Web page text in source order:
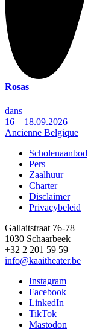
Rosas
dans
16—18.09.2026
Ancienne Belgique
Footer
Scholenaanbod
Pers
Zaalhuur
Charter
Disclaimer
Privacybeleid
Gallaitstraat 76-78
1030 Schaarbeek
+32 2 201 59 59
info@kaaitheater.be
Instagram
Facebook
LinkedIn
TikTok
Mastodon